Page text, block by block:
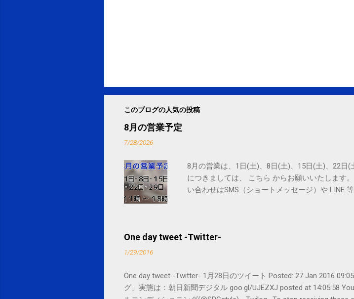
このブログの人気の投稿
8月の営業予定
7/28/2026
8月の営業は、1日(土)、8日(土)、15日(土)、22日
につきましては、 こちら からお願いいたします
い合わせはSMS（ショートメッセージ）や LINE
One day tweet -Twitter-
1/29/2016
One day tweet -Twitter- 1月28日のツイート Posted: 27 Jan 2016
グ」実態は：朝日新聞デジタル goo.gl/UJEZXJ posted at 14:05:58